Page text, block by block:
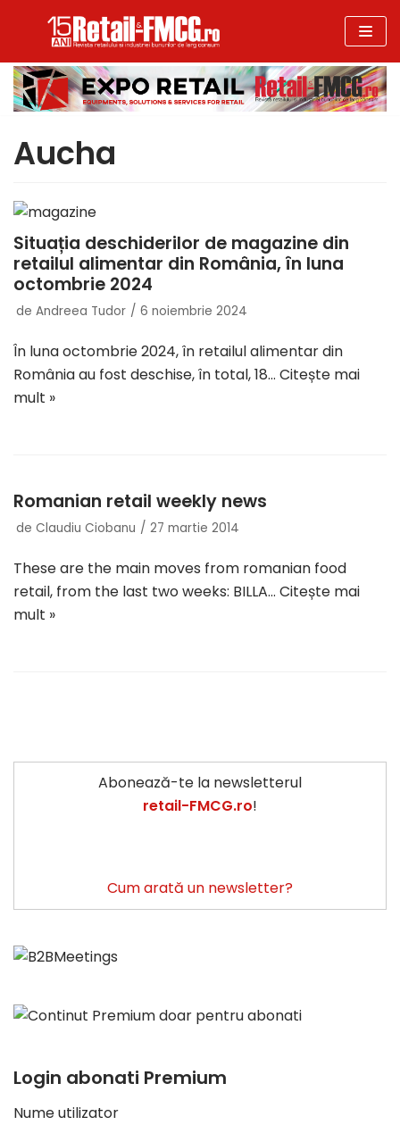
la
conținut
Aucha
Situația deschiderilor de magazine din
retailul alimentar din România, în luna
octombrie 2024
de Andreea Tudor 6 noiembrie 2024
În luna octombrie 2024, în retailul alimentar din
România au fost deschise, în total, 18… Citește mai
mult »
Romanian retail weekly news
de Claudiu Ciobanu 27 martie 2014
These are the main moves from romanian food
retail, from the last two weeks: BILLA… Citește mai
mult »
Abonează-te la newsletterul
retail-FMCG.ro!
Cum arată un newsletter?
Login abonati Premium
Nume utilizator